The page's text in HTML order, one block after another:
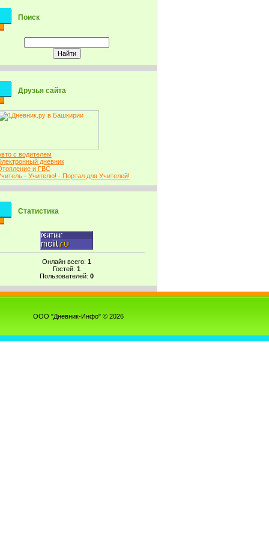
Поиск
Друзья сайта
с водителем
дневник
и ГВС
- Учителю! - Портал для Учителей!
Статистика
Онлайн всего: 1
Гостей: 1
Пользователей: 0
ООО "Дневник-Инфо" © 2026